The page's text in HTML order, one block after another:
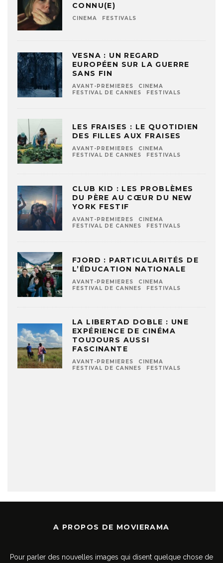
CONNU(E)
CINEMA FESTIVALS
VESNA : UN REGARD
EUROPÉEN SUR LA GUERRE
SANS FIN
AVANT-PREMIERES
CINEMA
FESTIVAL DE CANNES
FESTIVALS
LES FRAISES : LE QUOTIDIEN
DES FILLES AUX FRAISES
AVANT-PREMIERES
CINEMA
FESTIVAL DE CANNES
FESTIVALS
CLUB KID : LES PROBLÈMES
DU PÈRE AU CŒUR DU NEW
YORK FESTIF
AVANT-PREMIERES
CINEMA
FESTIVAL DE CANNES
FESTIVALS
FJORD : PARTICULARITÉS DE
L’ÉDUCATION NATIONALE
AVANT-PREMIERES
CINEMA
FESTIVAL DE CANNES
FESTIVALS
LA LIBERTAD DOBLE : UNE
EXPÉRIENCE DE CINÉMA
TOUJOURS AUSSI
FASCINANTE
AVANT-PREMIERES
CINEMA
FESTIVAL DE CANNES
FESTIVALS
A PROPOS DE MOVIERAMA
Pour parler des nouvelles images qui disent quelque chose de